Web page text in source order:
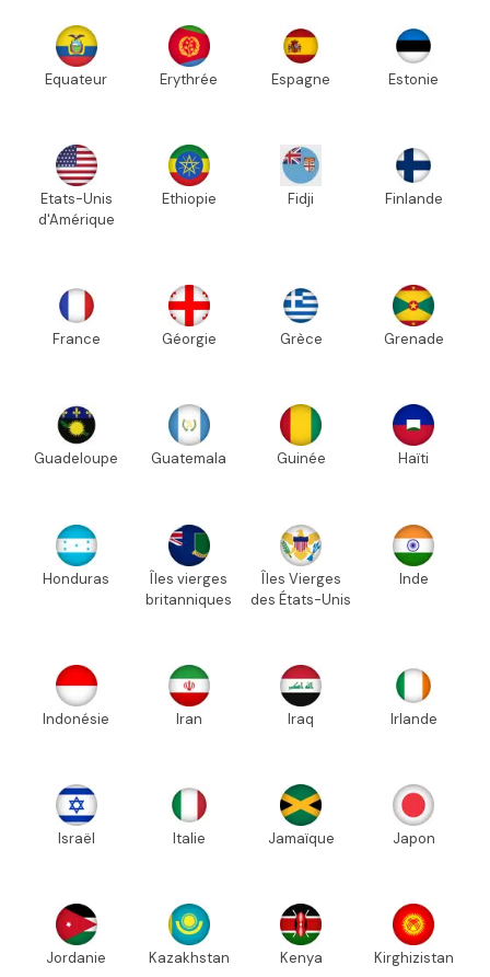
Equateur Erythrée Espagne Estonie
Etats-Unis
d'Amérique
Ethiopie Fidji Finlande
France Géorgie Grèce Grenade
Guadeloupe Guatemala Guinée Haïti
Honduras
Îles vierges
britanniques
Îles Vierges
des États-Unis
Inde
Indonésie Iran Iraq Irlande
Israël Italie Jamaïque Japon
Jordanie Kazakhstan Kenya Kirghizistan